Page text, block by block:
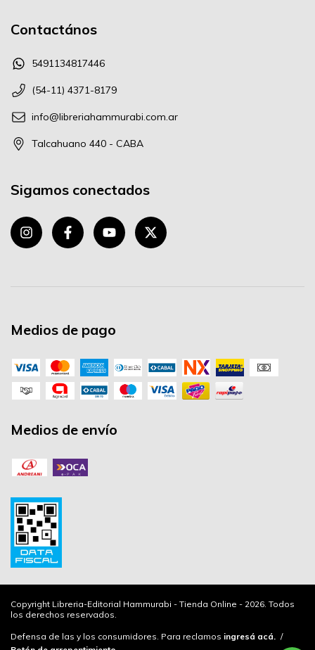
Contactános
5491134817446
(54-11) 4371-8179
info@libreriahammurabi.com.ar
Talcahuano 440 - CABA
Sigamos conectados
Medios de pago
Medios de envío
Copyright Libreria-Editorial Hammurabi - Tienda Online - 2026. Todos
los derechos reservados.
Defensa de las y los consumidores. Para reclamos ingresá acá. /